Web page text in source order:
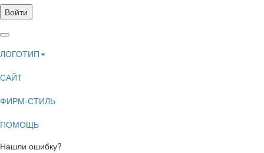
Войти
ЛОГОТИП
САЙТ
ФИРМ-СТИЛЬ
ПОМОЩЬ
Нашли ошибку?